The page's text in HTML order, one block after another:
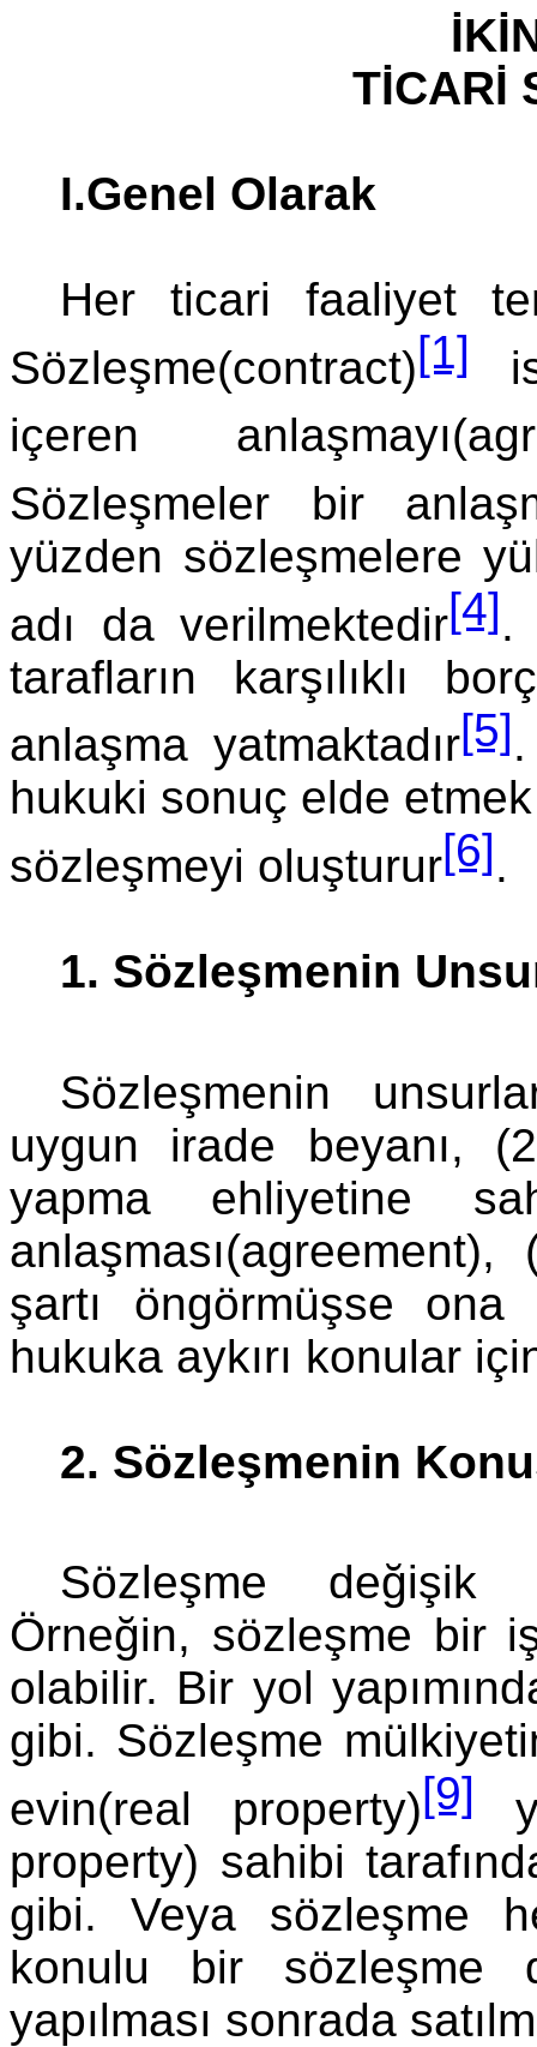
TİCARİ
I.Genel Olarak
Her ticari faaliyet
Sözleşme(contract)[1]
içeren
Sözleşmeler bir
yüzden sözleşmelere
adı da verilmektedir[4].
tarafların karşılıklı
anlaşma yatmaktadır[5]
hukuki sonuç elde
sözleşmeyi oluşturur[6].
1. Sözleşmenin
Sözleşmenin
uygun irade beyanı,
yapma ehliyetine
şartı öngörmüşse ona
hukuka aykırı konular
2. Sözleşmenin
Sözleşme değişik
Örneğin, sözleşme bir
olabilir. Bir yol
gibi. Sözleşme
evin(real property)[9]
property) sahibi
gibi. Veya sözleşme
konulu bir sözleşme
yapılması sonrada